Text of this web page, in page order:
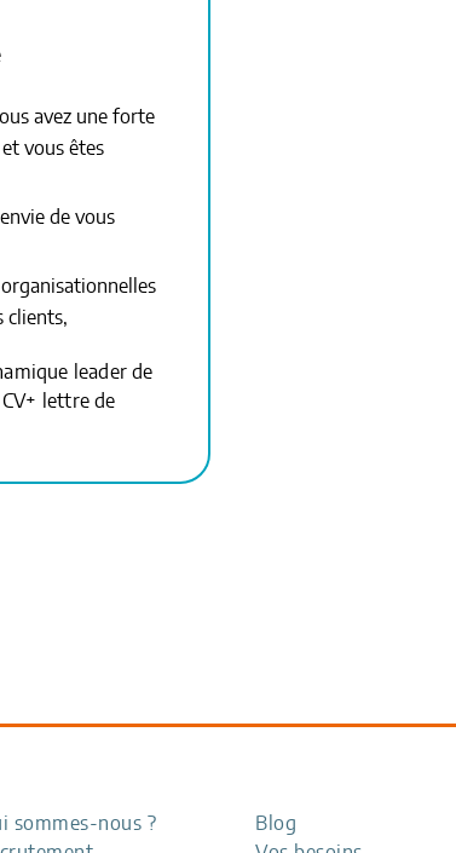
avez une forte
vous êtes
de vous
clients,
leader de
lettre de
sommes-nous ?
Blog